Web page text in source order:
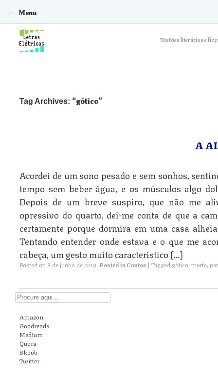
Textões literários e
Menu
Skip to content
Tag Archives: gótico
A
Acordei de um sono pesado e sem sonhos,
tempo sem beber água, e os músculos algo
Depois de um breve suspiro, que não me
opressivo do quarto, dei-me conta de que a
certamente porque dormira em uma casa
Tentando entender onde estava e o que me
cabeça, um gesto muito característico […]
Posted on 8 de junho de 2019. Posted in Contos | Tagged gótico, morte,
Digite aqui
Amazon
Goodreads
Medium
Quora
Skoob
Twitter